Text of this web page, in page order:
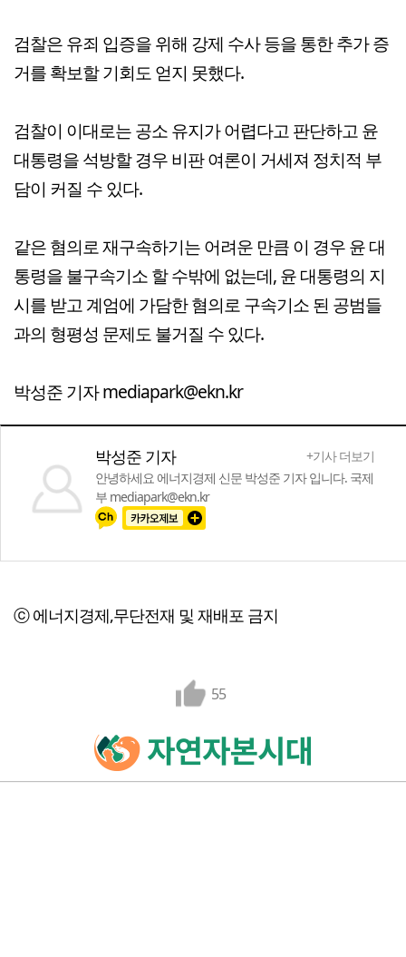
검찰은 유죄 입증을 위해 강제 수사 등을 통한 추가 증
거를 확보할 기회도 얻지 못했다.
검찰이 이대로는 공소 유지가 어렵다고 판단하고 윤
대통령을 석방할 경우 비판 여론이 거세져 정치적 부
담이 커질 수 있다.
같은 혐의로 재구속하기는 어려운 만큼 이 경우 윤 대
통령을 불구속기소 할 수밖에 없는데, 윤 대통령의 지
시를 받고 계엄에 가담한 혐의로 구속기소 된 공범들
과의 형평성 문제도 불거질 수 있다.
박성준 기자 mediapark@ekn.kr
박성준 기자
+기사 더보기
안녕하세요 에너지경제 신문 박성준 기자 입니다. 국제
부 mediapark@ekn.kr
ⓒ 에너지경제,무단전재 및 재배포 금지
55